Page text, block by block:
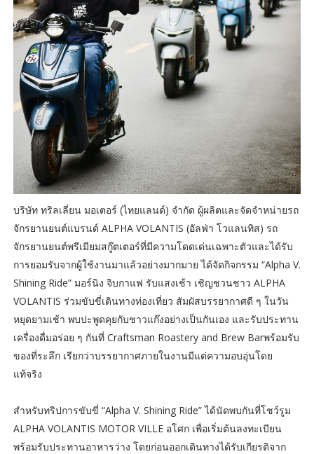
บริษัท ทริลเลี่ยน มอเตอร์ (ไทยแลนด์) จำกัด ผู้ผลิตและจัดจำหน่ายรถ
จักรยานยนต์แบรนด์ ALPHA VOLANTIS (อัลฟ่า โวแลนทิส) รถ
จักรยานยนต์พรีเมียมสกู๊ตเตอร์ที่มีความโดดเด่นเฉพาะตัวและได้รับ
การยอมรับจากผู้ใช้งานมาแล้วอย่างมากมาย ได้จัดกิจกรรม “Alpha V.
Shining Ride” มอร์นิง จิบกาแฟ รับแสงเช้า เชิญชวนชาว ALPHA
VOLANTIS ร่วมขับขี่เดินทางท่องเที่ยว สัมผัสบรรยากาศดี ๆ ในวัน
หยุดยามเช้า พบปะพูดคุยกับชาวแก๊งอย่างเป็นกันเอง และรับประทาน
เครื่องดื่มอร่อย ๆ กันที่ Craftsman Roastery and Brew Barพร้อมรับ
ของที่ระลึก เรียกว่าบรรยากาศภายในงานมีแต่ความอบอุ่นโดย
แท้จริง
สำหรับทริปการขับขี่ “Alpha V. Shining Ride” ได้นัดพบกันที่โชว์รูม
ALPHA VOLANTIS MOTOR VILLE อโศก เพื่อเริ่มต้นลงทะเบียน
พร้อมรับประทานอาหารว่าง โดยก่อนออกเดินทางได้รับเกียรติจาก